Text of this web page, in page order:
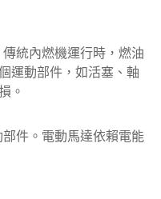
統內燃機運行時，燃油
運動部件，如活塞、軸
。
件。電動馬達依賴電能